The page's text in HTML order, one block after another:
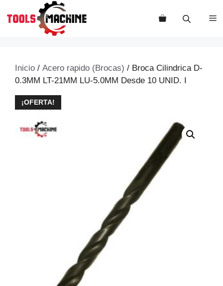
Inicio / Acero rapido (Brocas) / Broca Cilindrica D-
0.3MM LT-21MM LU-5.0MM Desde 10 UNID. I
¡OFERTA!